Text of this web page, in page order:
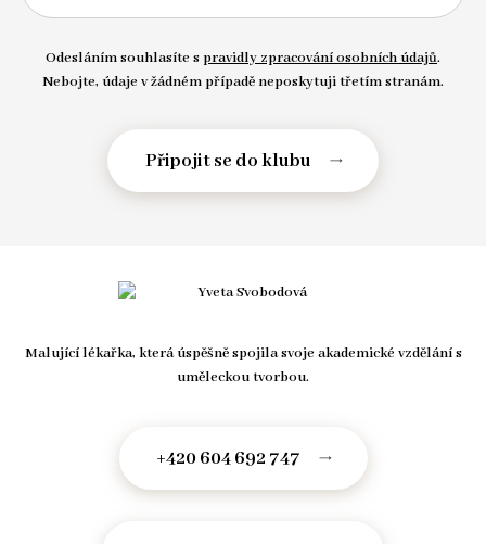
Odesláním souhlasíte s pravidly zpracování osobních údajů.
Nebojte, údaje v žádném případě neposkytuji třetím stranám.
Malující lékařka, která úspěšně spojila svoje akademické vzdělání s
uměleckou tvorbou.
+420 604 692 747